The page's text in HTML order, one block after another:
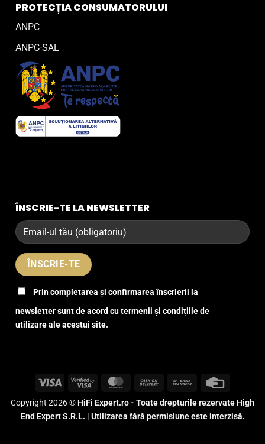
PROTECȚIA CONSUMATORULUI
ANPC
ANPC-SAL
ÎNSCRIE-TE LA NEWSLETTER
Prin completarea și confirmarea înscrierii la
newsletter sunt de acord cu termenii și condițiile de
utilizare ale acestui site.
Visa
Visa
MasterCardCash
Delivery
Bank
Copyright 2026 ©HiFi Expert.ro - Toate drepturile rezervate High
End Expert S.R.L. | Utilizarea fără permisiune este interzisă.